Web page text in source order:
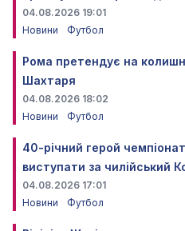
04.08.2026 19:01
Новини
Футбол
Рома претендує на
Шахтаря
04.08.2026 18:02
Новини
Футбол
40-річний герой
виступати за чилійський
04.08.2026 17:01
Новини
Футбол